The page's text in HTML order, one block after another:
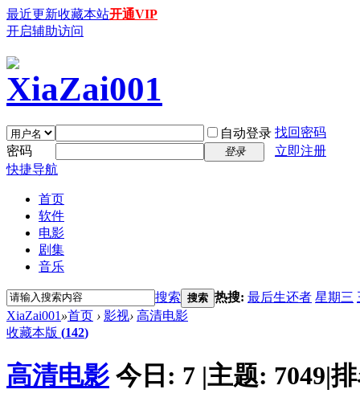
最近更新收藏本站开通VIP
开启辅助访问
自动登录 找回密码
密码
登录
立即注册
快捷导航
首页
软件
电影
剧集
音乐
搜索 搜索 热搜: 最后生还者 星期三
XiaZai001 »首页 › 影视› 高清电影
收藏本版 (142)
高清电影 今日: 7 |主题: 7049|